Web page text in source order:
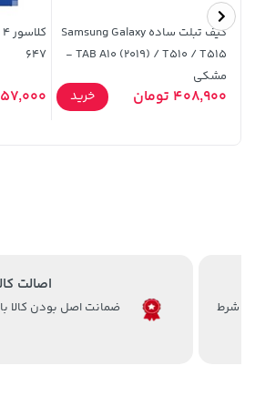
315,900 تومان خرید
کیف تبلت ساده Samsung Galaxy
TAB A10 (2019) / T510 / T515 -
مشکی
408,900 تومان خرید
647
357,000
اصالت
ضمانت اصل بودن کالا